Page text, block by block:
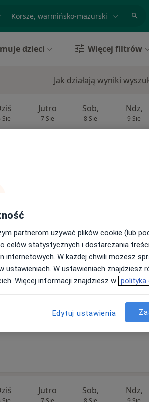
miasto lub dzielnica
dzieci Więcej filtrów
Jak działają wyniki
Sie
Jutro
7 Sie
Sob,
8 Sie
Ndz,
9 Sie
Sie
Jutro
7 Sie
Sob,
8 Sie
Ndz,
9 Sie
Poproś o wizytę
Sie
Jutro
7 Sie
Sob,
8 Sie
Ndz,
9 Sie
partnerom używać plików cookie (lub
celów statystycznych i dostarczania
internetowych. W każdej chwili możesz
ustawieniach. W ustawieniach znajdziesz
Więcej informacji znajdziesz w polityka
Edytuj ustawienia